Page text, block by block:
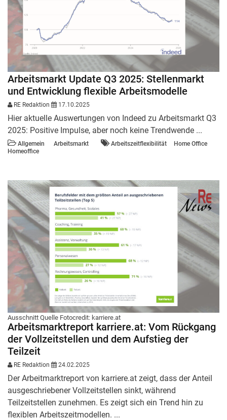
Arbeitsmarkt Update Q3 2025: Stellenmarkt
und Entwicklung flexible Arbeitsmodelle
RE Redaktion 17.10.2025
Hier aktuelle Auswertungen von Indeed zu Arbeitsmarkt Q3
2025: Positive Impulse, aber noch keine Trendwende ...
Allgemein Arbeitsmarkt Arbeitszeitflexibilität
Home Office
Homeoffice
Ausschnitt Quelle Fotocredit: karriere.at
Arbeitsmarktreport karriere.at: Vom Rückgang
der Vollzeitstellen und dem Aufstieg der
Teilzeit
RE Redaktion 24.02.2025
Der Arbeitmarktreport von karriere.at zeigt, dass der Anteil
ausgeschriebener Vollzeitstellen sinkt, während
Teilzeitstellen zunehmen. Es zeigt sich ein Trend hin zu
flexiblen Arbeitszeitmodellen. ...